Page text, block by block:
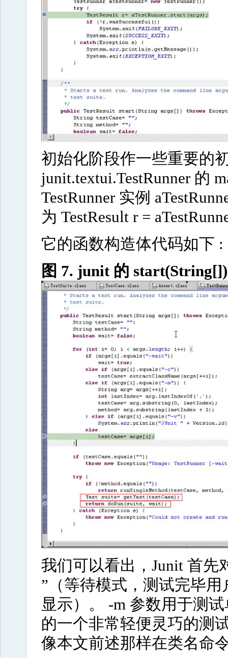
初始化阶段作一些重要的
junit.textui.TestRunner 的
TestRunner 实例
为 TestResult r =
它的函数构造体代码如下 :
图 7. junit 的
我们可以看出，Junit 首先
”（等待模式，测试完毕用
显示）。 -m 参数用于测
的一个非常轻便灵巧的测
像本文前述那样在类名命